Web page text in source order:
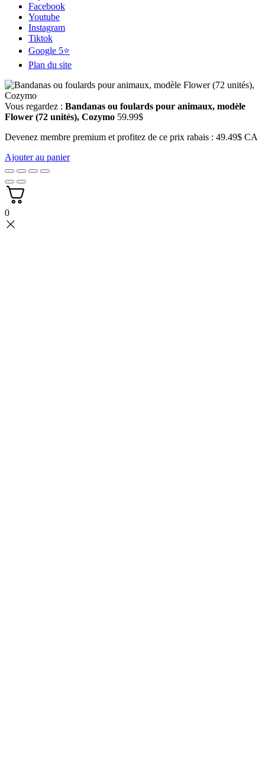
Facebook
Youtube
Instagram
Tiktok
Google 5⭐
Plan du site
Vous regardez : Bandanas ou foulards pour animaux, modèle
Flower (72 unités), Cozymo 59.99$
Devenez membre premium et profitez de ce prix rabais : 49.49$ CA
Ajouter au panier
0